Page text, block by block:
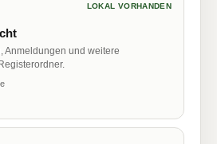
LOKAL VORHANDEN
Anmeldungen und weitere